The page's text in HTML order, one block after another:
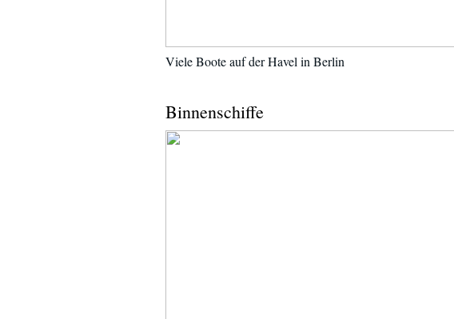
Viele Boote auf der Havel in Berlin
Binnenschiffe